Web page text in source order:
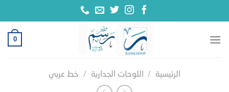
0
الرئيسية / اللوحات الجدارية / خط عربي